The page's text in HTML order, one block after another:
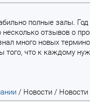
полные залы.
несколько отзывов о
много новых
того, что к каждому
/ Новости / Новости